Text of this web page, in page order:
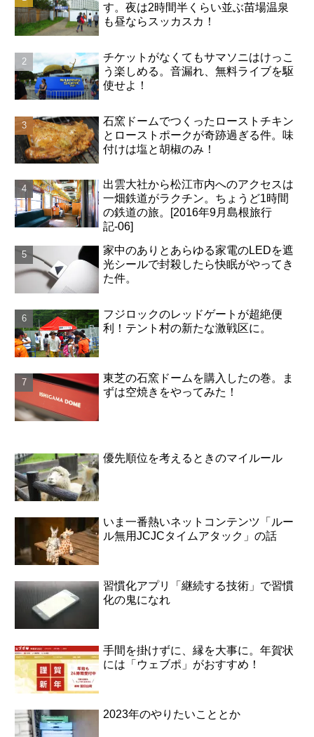
す。夜は2時間半くらい並ぶ苗場温泉
も昼ならスッカスカ！
チケットがなくてもサマソニはけっこ
う楽しめる。音漏れ、無料ライブを駆
使せよ！
石窯ドームでつくったローストチキン
とローストポークが奇跡過ぎる件。味
付けは塩と胡椒のみ！
出雲大社から松江市内へのアクセスは
一畑鉄道がラクチン。ちょうど1時間
の鉄道の旅。[2016年9月島根旅行
記-06]
家中のありとあらゆる家電のLEDを遮
光シールで封殺したら快眠がやってき
た件。
フジロックのレッドゲートが超絶便
利！テント村の新たな激戦区に。
東芝の石窯ドームを購入したの巻。ま
ずは空焼きをやってみた！
優先順位を考えるときのマイルール
いま一番熱いネットコンテンツ「ルー
ル無用JCJCタイムアタック」の話
習慣化アプリ「継続する技術」で習慣
化の鬼になれ
手間を掛けずに、縁を大事に。年賀状
には「ウェブポ」がおすすめ！
2023年のやりたいこととか